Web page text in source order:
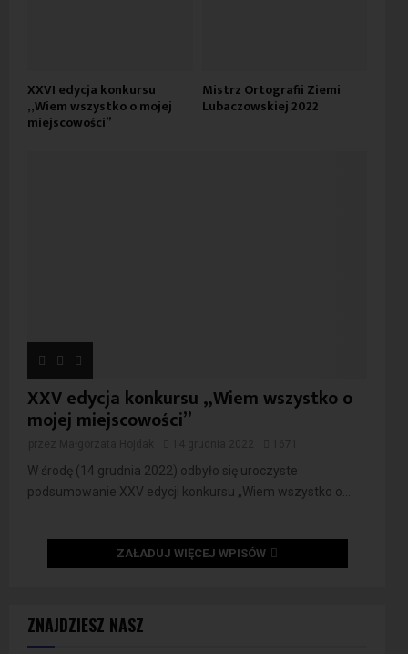
ZNAJDZIESZ NASZ
XXVI edycja konkursu
„Wiem wszystko o mojej
miejscowości”
Mistrz Ortografii Ziemi
Lubaczowskiej 2022
XXV edycja konkursu „Wiem wszystko o
mojej miejscowości”
W środę (14 grudnia 2022) odbyło się uroczyste
podsumowanie XXV edycji konkursu „Wiem wszystko o...
ZAŁADUJ WIĘCEJ WPISÓW